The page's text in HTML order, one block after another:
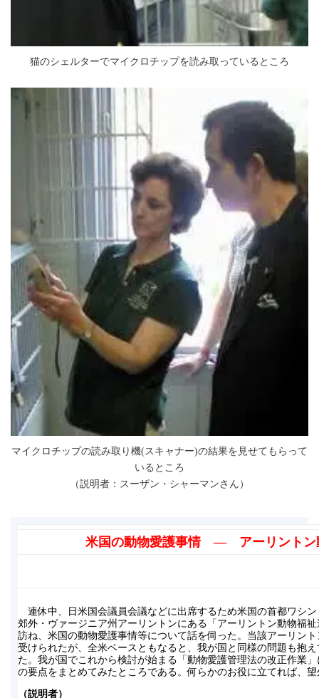
猫のシェルターでマイクロチップを読み取っているところ
マイクロチップの読み取り機(スキャナー)の結果を見せてもらって
いるところ
（説明者：スーザン・シャーマンさん）
米国の動物愛護事情 ― アーリント
連休中、日米国会議員会議などに出席するため米国の首都ワシ
郊外・ヴァージニア州アーリントンにある「アーリントン動物福祉
訪ね、米国の動物愛護事情等について話を伺った。当該アーリン
受けられたが、全米ベースともなると、我が国と同様の問題も抱
た。我が国でこれから検討が始まる「動物愛護管理法の改正作業
の要点をまとめてみたところである。何らかのお役に立てれば、
（説明者）